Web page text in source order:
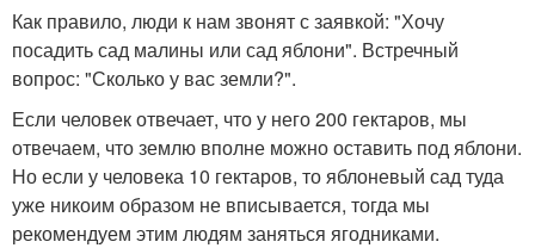
Как правило, люди к нам звонят с заявкой: "Хочу
посадить сад малины или сад яблони". Встречный
вопрос: "Сколько у вас земли?".
Если человек отвечает, что у него 200 гектаров, мы
отвечаем, что землю вполне можно оставить под яблони.
Но если у человека 10 гектаров, то яблоневый сад туда
уже никоим образом не вписывается, тогда мы
рекомендуем этим людям заняться ягодниками.